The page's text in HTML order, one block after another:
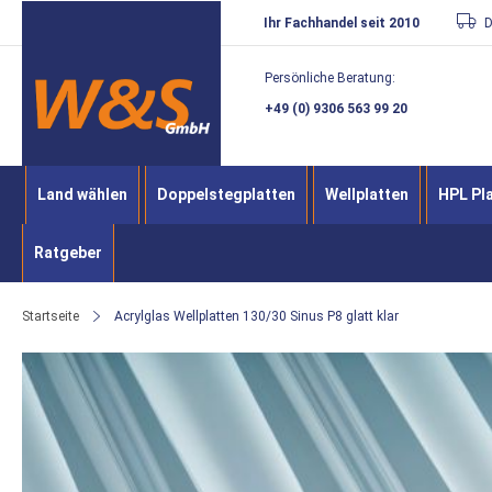
Direkt
zum
Inhalt
Ihr Fachhandel seit 2010
Persönliche Beratung:
+49 (0) 9306 563 99 20
Land wählen Doppelstegplatten Wellplatten HPL
Ratgeber
Startseite Acrylglas Wellplatten 130/30 Sinus P8 glatt klar
Zum
Ende
Bildergalerie